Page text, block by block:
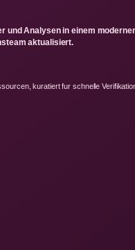
und Analysen in einem
aktualisiert.
kuratiert fur schnelle